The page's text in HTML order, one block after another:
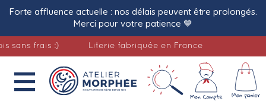
Forte affluence actuelle : nos délais peuvent être prolongés.
Merci pour votre patience 💙
frais :) Literie fabriquée en France
